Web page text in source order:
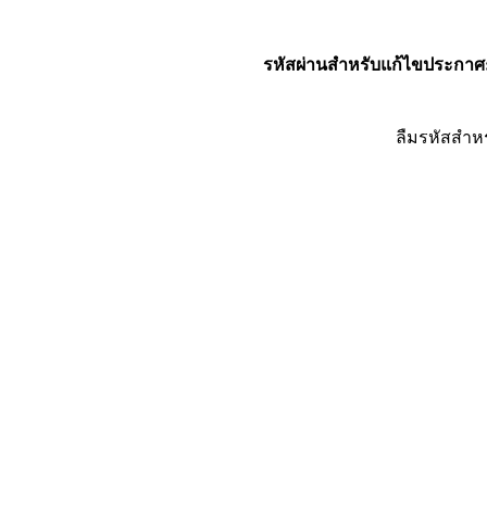
รหัสผ่านสำหรับแก้ไขประกาศ
ลืมรหัสสำ